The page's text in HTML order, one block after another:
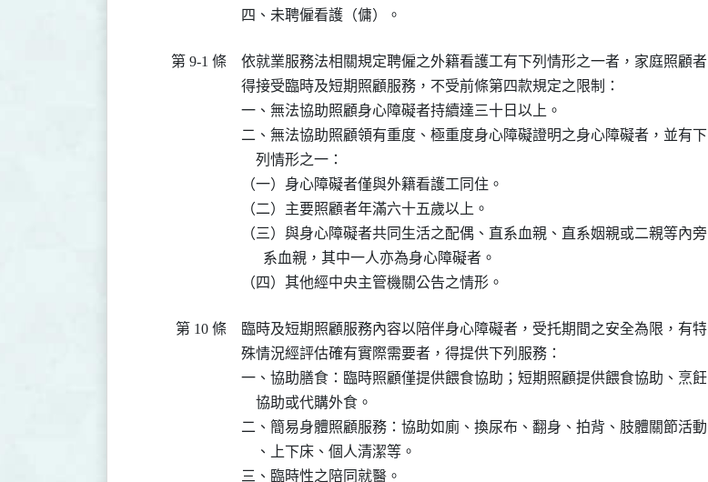
四、未聘僱看護（傭）。
第 9-1 條
依就業服務法相關規定聘僱之外籍看護工有下列情形之一者，家庭照顧者
得接受臨時及短期照顧服務，不受前條第四款規定之限制：
一、無法協助照顧身心障礙者持續達三十日以上。
二、無法協助照顧領有重度、極重度身心障礙證明之身心障礙者，並有下
    列情形之一：
（一）身心障礙者僅與外籍看護工同住。
（二）主要照顧者年滿六十五歲以上。
（三）與身心障礙者共同生活之配偶、直系血親、直系姻親或二親等內旁
      系血親，其中一人亦為身心障礙者。
（四）其他經中央主管機關公告之情形。
第 10 條
臨時及短期照顧服務內容以陪伴身心障礙者，受托期間之安全為限，有特
殊情況經評估確有實際需要者，得提供下列服務：
一、協助膳食：臨時照顧僅提供餵食協助；短期照顧提供餵食協助、烹飪
    協助或代購外食。
二、簡易身體照顧服務：協助如廁、換尿布、翻身、拍背、肢體關節活動
    、上下床、個人清潔等。
三、臨時性之陪同就醫。